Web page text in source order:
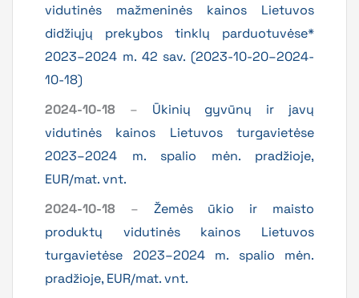
vidutinės mažmeninės kainos Lietuvos
didžiųjų prekybos tinklų parduotuvėse*
2023–2024 m. 42 sav. (2023-10-20–2024-
10-18)
2024-10-18 – Ūkinių gyvūnų ir javų
vidutinės kainos Lietuvos turgavietėse
2023–2024 m. spalio mėn. pradžioje,
EUR/mat. vnt.
2024-10-18 – Žemės ūkio ir maisto
produktų vidutinės kainos Lietuvos
turgavietėse 2023–2024 m. spalio mėn.
pradžioje, EUR/mat. vnt.